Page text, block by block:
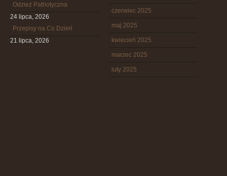
Odzież Patriotyczna
24 lipca, 2026
Przepisy na Co Dzień
21 lipca, 2026
czerwiec 2025
maj 2025
kwiecień 2025
marzec 2025
luty 2025